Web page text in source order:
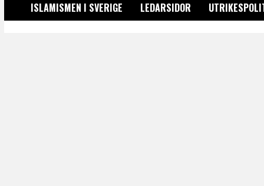
LEDARSIDORNA.SE
ISLAMISMEN I SVERIGE LEDARSIDOR